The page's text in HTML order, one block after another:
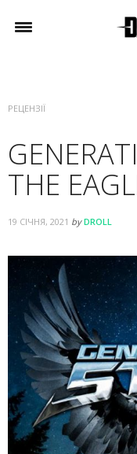
РЕЦЕНЗІЇ
THE
19 СІЧНЯ, 2021 by DROLL